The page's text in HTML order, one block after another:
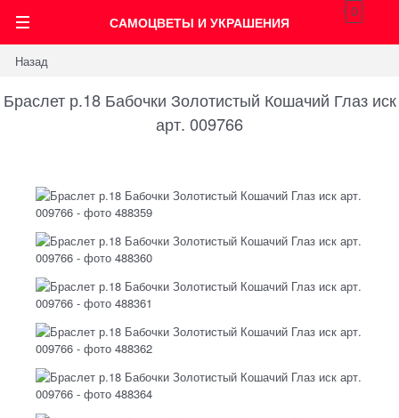
САМОЦВЕТЫ И УКРАШЕНИЯ
0
Назад
Браслет р.18 Бабочки Золотистый Кошачий Глаз иск
арт. 009766